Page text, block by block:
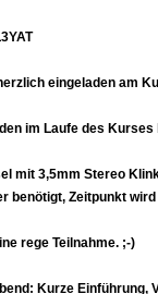
eingeladen am
im Laufe des
mit 3,5mm Stereo
benötigt, Zeitpunkt
rege Teilnahme. ;‐)
Kurze Einführung,